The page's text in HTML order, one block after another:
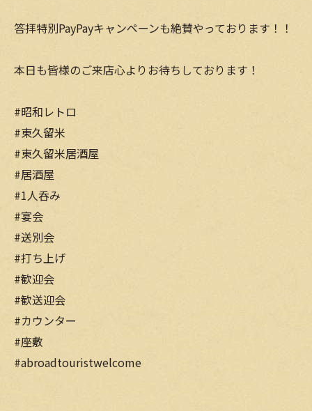
答拝特別PayPayキャンペーンも絶賛やっております！！
本日も皆様のご来店心よりお待ちしております！
#昭和レトロ
#東久留米
#東久留米居酒屋
#居酒屋
#1人呑み
#宴会
#送別会
#打ち上げ
#歓迎会
#歓送迎会
#カウンター
#座敷
#abroadtouristwelcome